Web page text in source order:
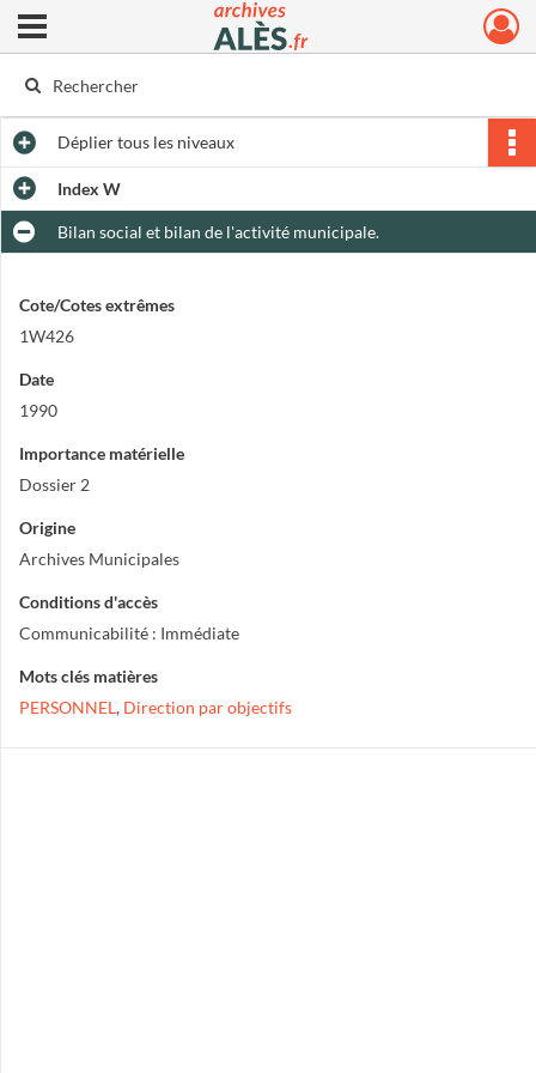
Archives municipales d'Alès
Ouvrir le menu déroulant
Dépliertous les niveaux
Index W
Bilan social et bilan de l'activité municipale.
Cote/Cotes extrêmes
1W426
Date
1990
Importance matérielle
Dossier 2
Origine
Archives Municipales
Conditions d'accès
Communicabilité : Immédiate
Mots clés matières
PERSONNEL, Direction par objectifs